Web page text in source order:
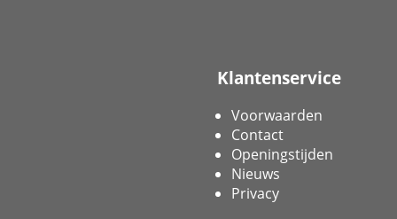
Klantenservice
Voorwaarden
Contact
Openingstijden
Nieuws
Privacy